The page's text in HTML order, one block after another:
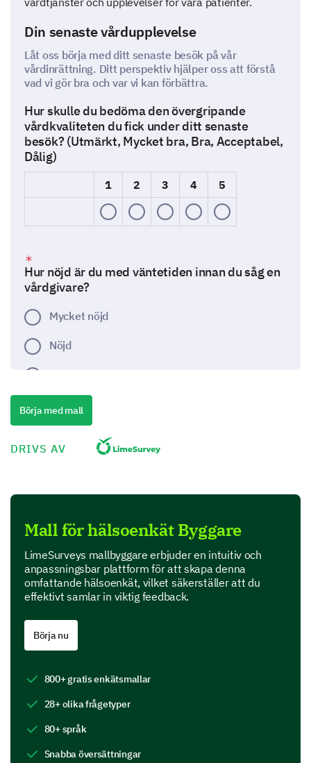
Din senaste vårdupplevelse
Låt oss börja med ditt senaste besök på vår
vårdinrättning. Ditt perspektiv hjälper oss att förstå
vad vi gör bra och var vi kan förbättra.
Hur skulle du bedöma den övergripande
vårdkvaliteten du fick under ditt senaste
besök? (Utmärkt, Mycket bra, Bra, Acceptabel,
Dålig)
1 2 3 4 5
Hur nöjd är du med väntetiden innan du såg en
vårdgivare?
Mycket nöjd
Nöjd
Missnöjd
tillstånd för dig? (Extremt tydligt, Mycket
tydligt alls)
1 2 3 4 5
Kommunikation och Interaktion
dina tankar om vår kommunikation och interaktion.
Hur skulle du bedöma
kommunikationsförmågorna hos den
Börja med mall
DRIVS AV
Mall för hälsoenkät Byggare
LimeSurveys mallbyggare erbjuder en intuitiv och
anpassningsbar plattform för att skapa denna
omfattande hälsoenkät, vilket säkerställer att du
effektivt samlar in viktig feedback.
Börja nu
800+ gratis enkätsmallar
28+ olika frågetyper
80+ språk
Snabba översättningar